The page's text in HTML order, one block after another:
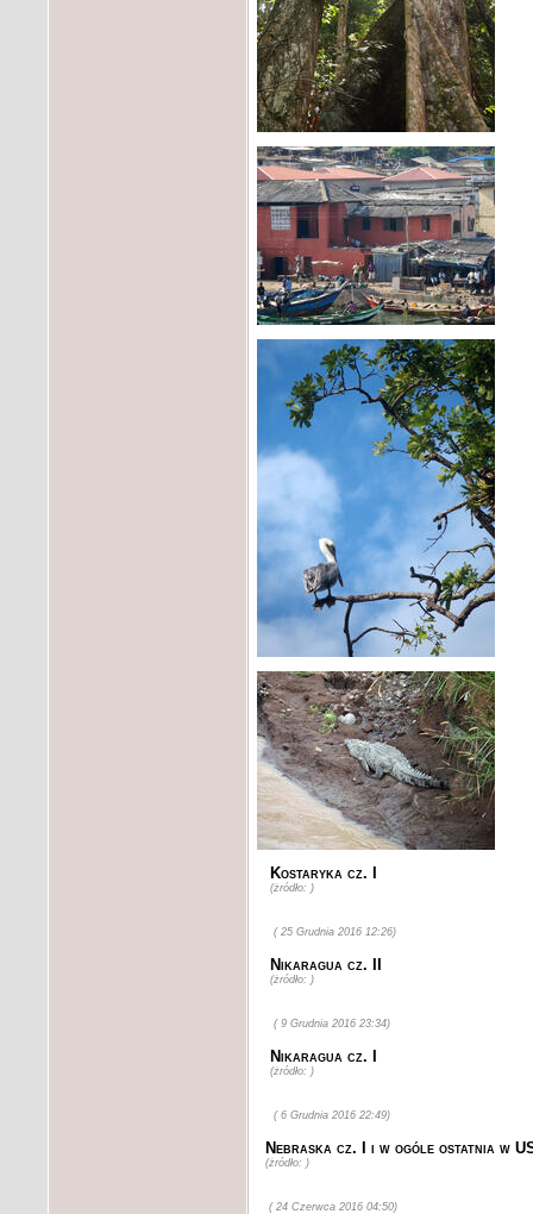
Kostaryka cz. I
(żródło: )
( 25 Grudnia 2016 12:26)
Nikaragua cz. II
(żródło: )
( 9 Grudnia 2016 23:34)
Nikaragua cz. I
(żródło: )
( 6 Grudnia 2016 22:49)
Nebraska cz. I i w ogóle ostatnia w
(żródło: )
( 24 Czerwca 2016 04:50)